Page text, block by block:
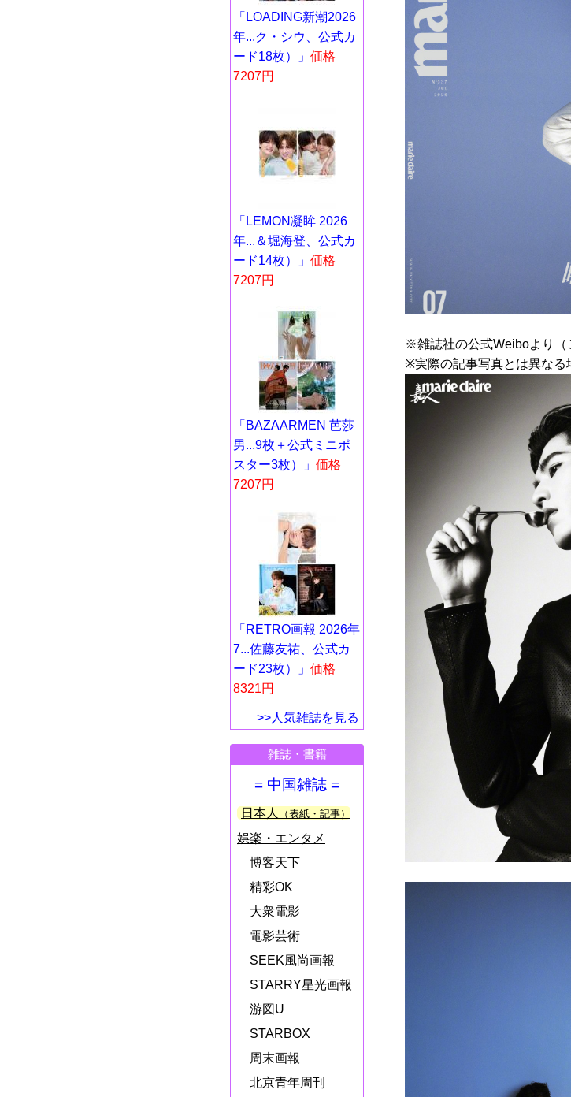
「LOADING新潮2026
年...ク・シウ、公式カ
ード18枚）」 価格
7207円
「LEMON凝眸 2026
年...＆堀海登、公式カ
ード14枚）」 価格
7207円
「BAZAARMEN 芭莎
男...9枚＋公式ミニポ
スター3枚）」 価格
7207円
「RETRO画報 2026年
7...佐藤友祐、公式カ
ード23枚）」 価格
8321円
>>人気雑誌を見る
雑誌・書籍
= 中国雑誌 =
日本人 （表紙・記事）
娯楽・エンタメ
博客天下
精彩OK
大衆電影
電影芸術
SEEK風尚画報
STARRY星光画報
游図U
STARBOX
周末画報
北京青年周刊
※雑誌社の公式Weiboより（
※実際の記事写真とは異なる